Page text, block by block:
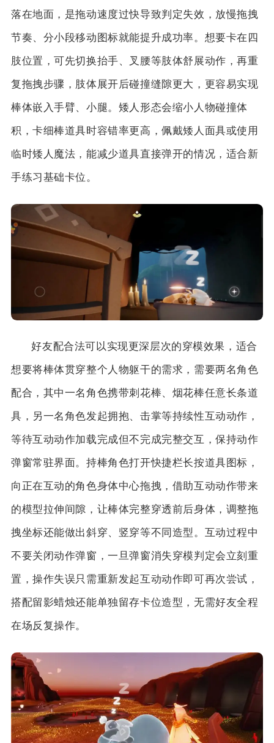
落在地面，是拖动速度过快导致判定失效，放慢拖拽
节奏、分小段移动图标就能提升成功率。想要卡在四
肢位置，可先切换抬手、叉腰等肢体舒展动作，再重
复拖拽步骤，肢体展开后碰撞缝隙更大，更容易实现
棒体嵌入手臂、小腿。矮人形态会缩小人物碰撞体
积，卡细棒道具时容错率更高，佩戴矮人面具或使用
临时矮人魔法，能减少道具直接弹开的情况，适合新
手练习基础卡位。
好友配合法可以实现更深层次的穿模效果，适合
想要将棒体贯穿整个人物躯干的需求，需要两名角色
配合，其中一名角色携带刺花棒、烟花棒任意长条道
具，另一名角色发起拥抱、击掌等持续性互动动作，
等待互动动作加载完成但不完成完整交互，保持动作
弹窗常驻界面。持棒角色打开快捷栏长按道具图标，
向正在互动的角色身体中心拖拽，借助互动动作带来
的模型拉伸间隙，让棒体完整穿透前后身体，调整拖
拽坐标还能做出斜穿、竖穿等不同造型。互动过程中
不要关闭动作弹窗，一旦弹窗消失穿模判定会立刻重
置，操作失误只需重新发起互动动作即可再次尝试，
搭配留影蜡烛还能单独留存卡位造型，无需好友全程
在场反复操作。